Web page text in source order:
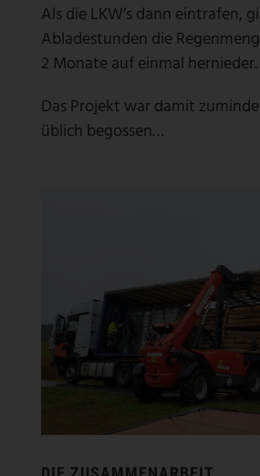
Als die LKW’s dann eintrafen,
Abladestunden die
2 Monate auf einmal
Das Projekt war damit
üblich begossen…